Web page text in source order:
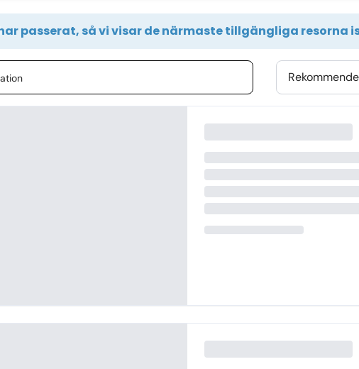
passerat, så vi visar de närmaste tillgängliga resorna